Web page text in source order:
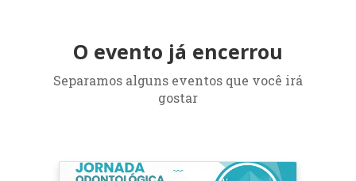
O evento já encerrou
Separamos alguns eventos que você irá
gostar